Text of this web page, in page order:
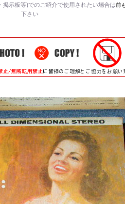
示板等)でのご紹介で使用されたい場合は前
下さい